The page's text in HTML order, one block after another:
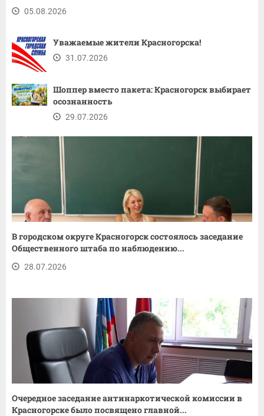
05.08.2026
Уважаемые жители Красногорска!
31.07.2026
Шоппер вместо пакета: Красногорск выбирает
осознанность
29.07.2026
В городском округе Красногорск состоялось заседание
Общественного штаба по наблюдению...
28.07.2026
Очередное заседание антинаркотической комиссии в
Красногорске было посвящено главной...